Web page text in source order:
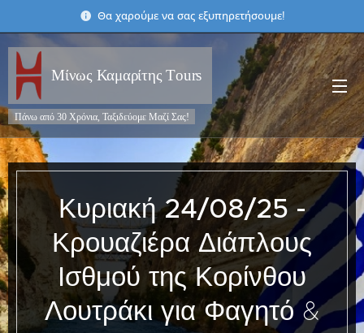
Θα χαρούμε να σας εξυπηρετήσουμε!
Μίνως Καμαρίτης Τours
Πάνω από 30 Χρόνια, Ταξιδεύομε Μαζί Σας!
Κυριακή24/08/25 -
Κρουαζιέρα Διάπλους
Ισθμού της Κορίνθου
Λουτράκι για Φαγητό &